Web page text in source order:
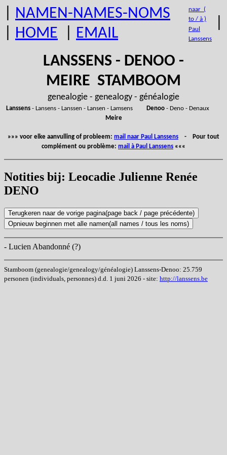
NAMEN-NAMES-NOMS
HOME EMAIL
naar (
to / à )
Paul
Lanssens
LANSSENS - DENOO -
MEIRE STAMBOOM
genealogie - genealogy - généalogie
Lanssens- Lansens - Lanssen - Lansen - Lamsens Denoo- Deno - Denaux
Meire
»»» voor elke aanvulling of probleem: mail naar Paul Lanssens - Pour tout
complément ou problème: mail à Paul Lanssens «««
Notities bij: Leocadie Julienne Renée
DENO
- Lucien Abandonné (?)
Stamboom (genealogie/genealogy/généalogie) Lanssens-Denoo: 25.759
personen (individuals, personnes) d.d. 1 juni 2026 - site: http://lanssens.be